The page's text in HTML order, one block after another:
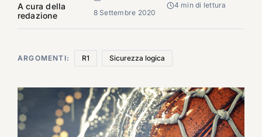
A cura della
redazione
8 Settembre 2020
4 min di lettura
ARGOMENTI: R1 Sicurezza logica